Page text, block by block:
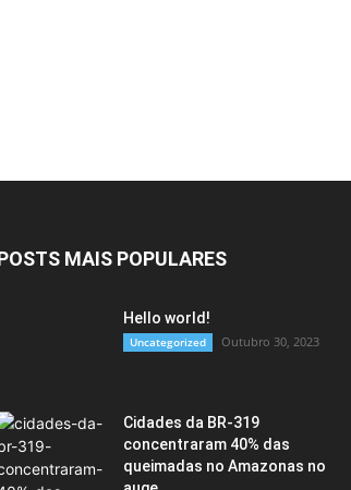
MAIS POPULARES
Hello world!
Uncategorized Outubro 30, 2023
Cidades da BR-319
concentraram 40% das
queimadas no Amazonas no